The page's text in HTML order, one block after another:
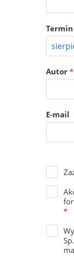
Termin
Autor *
E-mail
*